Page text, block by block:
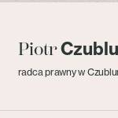
Piotr
radca prawny w